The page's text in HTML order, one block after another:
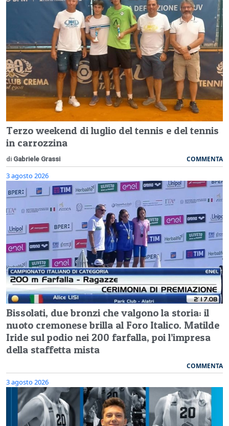
Terzo weekend di luglio del tennis e del tennis
in carrozzina
di Gabriele Grassi COMMENTA
3 agosto 2026
Bissolati, due bronzi che valgono la storia: il
nuoto cremonese brilla al Foro Italico. Matilde
Iride sul podio nei 200 farfalla, poi l’impresa
della staffetta mista
COMMENTA
3 agosto 2026